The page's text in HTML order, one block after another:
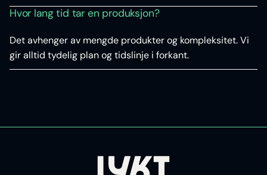
Hvor lang tid tar en produksjon?
Det avhenger av mengde produkter og kompleksitet. Vi
gir alltid tydelig plan og tidslinje i forkant.